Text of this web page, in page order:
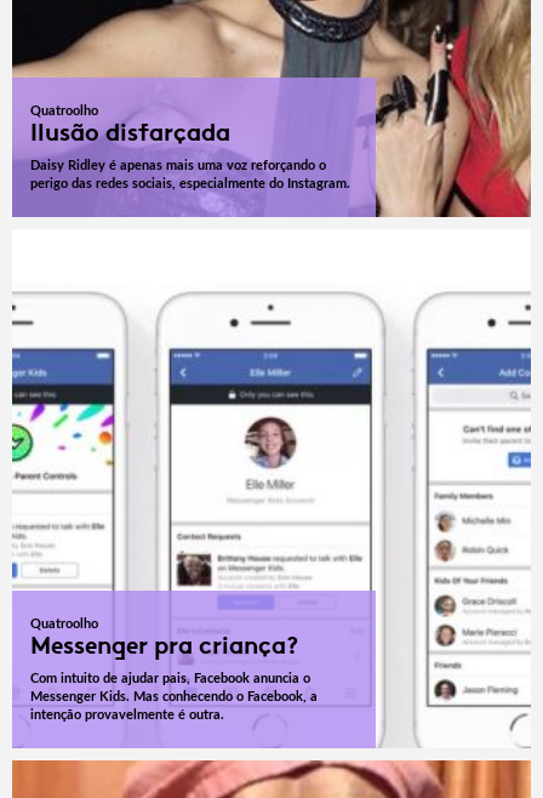
Quatroolho
Ilusão disfarçada
Daisy Ridley é apenas mais uma voz reforçando o
perigo das redes sociais, especialmente do Instagram.
Quatroolho
Messenger pra criança?
Com intuito de ajudar pais, Facebook anuncia o
Messenger Kids. Mas conhecendo o Facebook, a
intenção provavelmente é outra.